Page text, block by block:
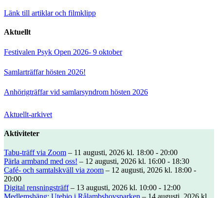
Länk till artiklar och filmklipp
Aktuellt
Festivalen Psyk Open 2026- 9 oktober
Samlarträffar hösten 2026!
Anhörigträffar vid samlarsyndrom hösten 2026
Aktuellt-arkivet
Aktiviteter
Tabu-träff via Zoom – 11 augusti, 2026 kl. 18:00 - 20:00
Pärla armband med oss! – 12 augusti, 2026 kl. 16:00 - 18:30
Café- och samtalskväll via zoom – 12 augusti, 2026 kl. 18:00 -
20:00
Digital rensningsträff– 13 augusti, 2026 kl. 10:00 - 12:00